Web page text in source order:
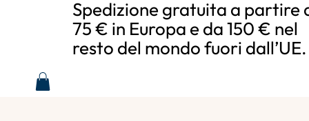
Spedizione gratuita a partire
75 € in Europa e da 150 € nel
resto del mondo fuori dall’UE.